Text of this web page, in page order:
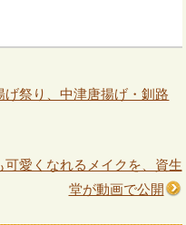
祭り、中津唐揚げ・釧路
愛くなれるメイクを、資生
堂が動画で公開